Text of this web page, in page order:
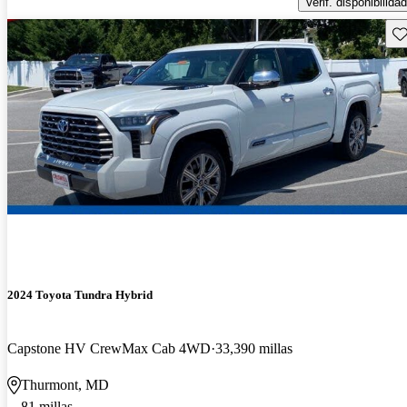
2024 Toyota Tundra Hybrid
Capstone HV CrewMax Cab 4WD 33,390 millas
Thurmont, MD